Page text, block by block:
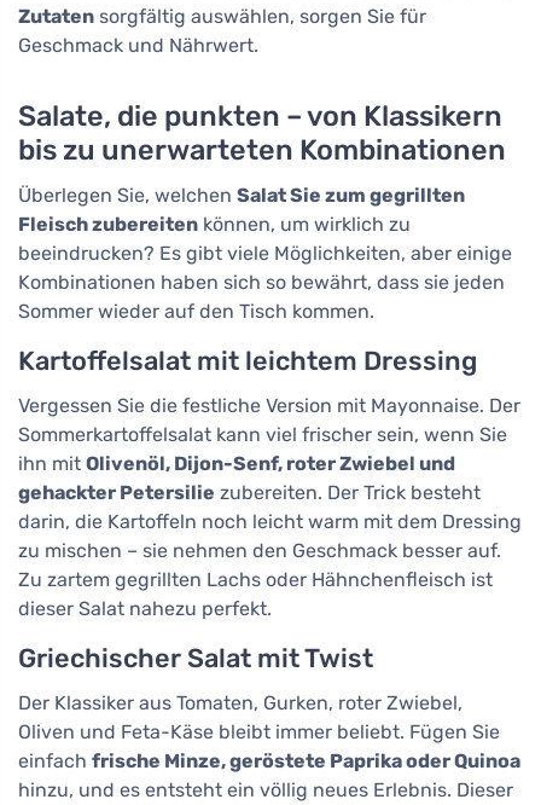
Zutaten sorgfältig auswählen, sorgen Sie für
Geschmack und Nährwert.
Salate, die punkten – von Klassikern
bis zu unerwarteten Kombinationen
Überlegen Sie, welchen Salat Sie zum gegrillten
Fleisch zubereiten können, um wirklich zu
beeindrucken? Es gibt viele Möglichkeiten, aber einige
Kombinationen haben sich so bewährt, dass sie jeden
Sommer wieder auf den Tisch kommen.
Kartoffelsalat mit leichtem Dressing
Vergessen Sie die festliche Version mit Mayonnaise. Der
Sommerkartoffelsalat kann viel frischer sein, wenn Sie
ihn mit Olivenöl, Dijon-Senf, roter Zwiebel und
gehackter Petersilie zubereiten. Der Trick besteht
darin, die Kartoffeln noch leicht warm mit dem Dressing
zu mischen – sie nehmen den Geschmack besser auf.
Zu zartem gegrillten Lachs oder Hähnchenfleisch ist
dieser Salat nahezu perfekt.
Griechischer Salat mit Twist
Der Klassiker aus Tomaten, Gurken, roter Zwiebel,
Oliven und Feta-Käse bleibt immer beliebt. Fügen Sie
einfach frische Minze, geröstete Paprika oder Quinoa
hinzu, und es entsteht ein völlig neues Erlebnis. Dieser